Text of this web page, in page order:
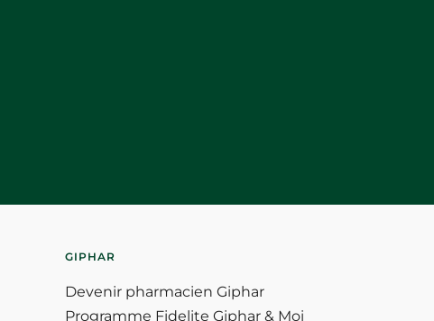
GIPHAR
Devenir pharmacien Giphar
Programme Fidelite Giphar & Moi